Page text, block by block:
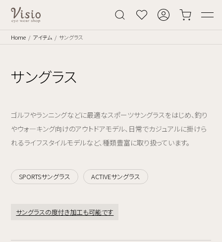
Home アイテム サングラス
サングラス
ゴルフやランニングなどに最適なスポーツサングラスをはじめ、釣り
やウォ―キング向けのアウトドアモデル、日常でカジュアルに掛けら
れるライフスタイルモデルなど、種類豊富に取り扱っています。
SPORTSサングラス ACTIVEサングラス
サングラスの度付き加工も可能です